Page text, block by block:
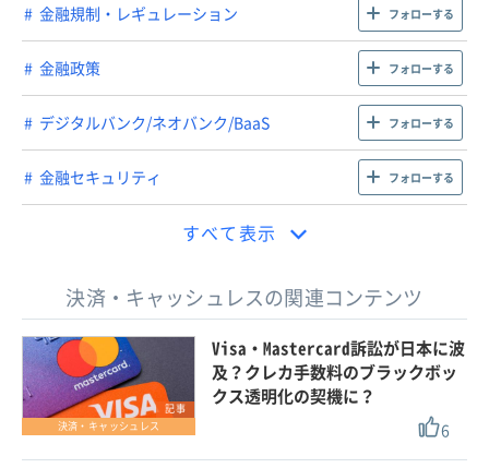
金融規制・レギュレーション フォローする
金融政策 フォローする
デジタルバンク/ネオバンク/BaaS フォローする
金融セキュリティ フォローする
すべて表示
決済・キャッシュレスの関連コンテンツ
記事
決済・キャッシュレス
Visa・Mastercard訴訟が日本に波
及？クレカ手数料のブラックボッ
クス透明化の契機に？
6